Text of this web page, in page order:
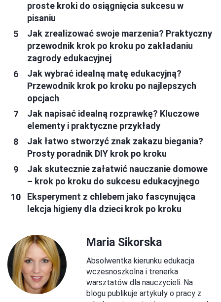
proste kroki do osiągnięcia sukcesu w
pisaniu
Jak zrealizować swoje marzenia? Praktyczny
przewodnik krok po kroku po zakładaniu
zagrody edukacyjnej
Jak wybrać idealną matę edukacyjną?
Przewodnik krok po kroku po najlepszych
opcjach
Jak napisać idealną rozprawkę? Kluczowe
elementy i praktyczne przykłady
Jak łatwo stworzyć znak zakazu biegania?
Prosty poradnik DIY krok po kroku
Jak skutecznie załatwić nauczanie domowe
– krok po kroku do sukcesu edukacyjnego
Eksperyment z chlebem jako fascynująca
lekcja higieny dla dzieci krok po kroku
Maria Sikorska
Absolwentka kierunku edukacja
wczesnoszkolna i trenerka
warsztatów dla nauczycieli. Na
blogu publikuje artykuły o pracy z